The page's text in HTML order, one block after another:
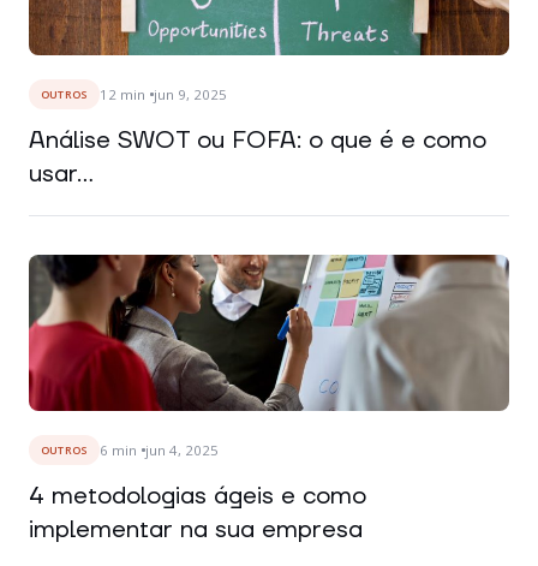
OUTROS 12 min jun 9, 2025
Análise SWOT ou FOFA: o que é e como
usar...
OUTROS 6 min jun 4, 2025
4 metodologias ágeis e como
implementar na sua empresa